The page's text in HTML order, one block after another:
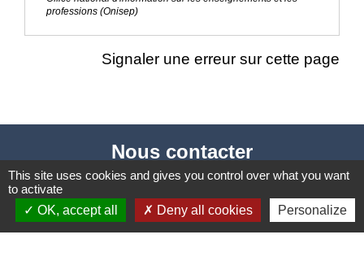
professions (Onisep)
Signaler une erreur sur cette page
Nous contacter
Commune de Puylaurens
1 rue de la Mairie
This site uses cookies and gives you control over what you want
to activate
OK, accept all
Deny all cookies Personalize